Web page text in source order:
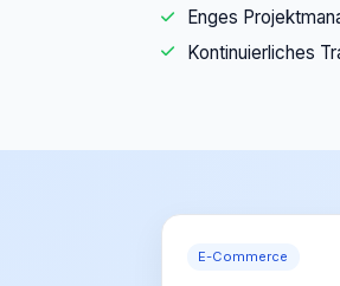
Enges
Kontinuierliches
E-Commerce